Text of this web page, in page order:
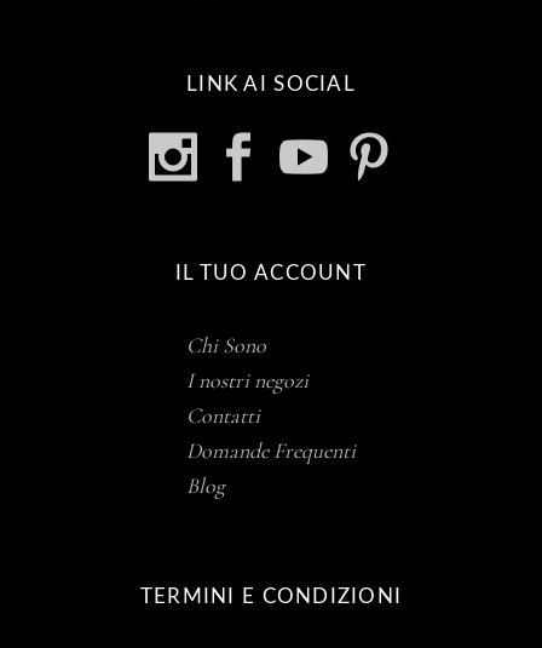
LINK AI SOCIAL
IL TUO ACCOUNT
Chi Sono
I nostri negozi
Contatti
Domande Frequenti
Blog
TERMINI E CONDIZIONI